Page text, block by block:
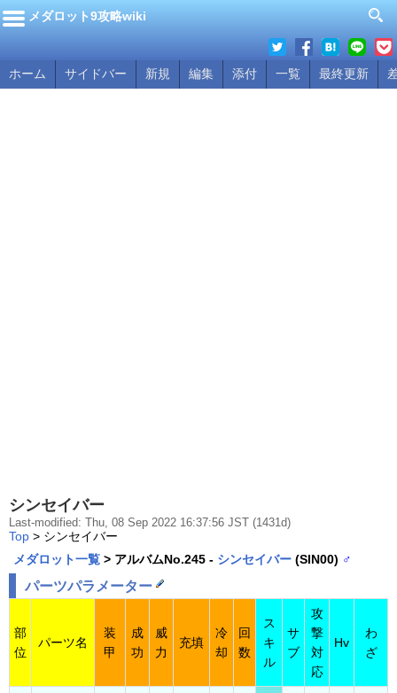
メダロット9攻略wiki
ホーム サイドバー 新規 編集 添付 一覧 最終更新
シンセイバー
Last-modified: Thu, 08 Sep 2022 16:37:56 JST (1431d)
Top > シンセイバー
メダロット一覧 > アルバムNo.245 - シンセイバー (SIN00) ♂
パーツパラメーター
部
位
パーツ名
装
甲
成
功
威
力
充填
冷
却
回
数
ス
キ
ル
サ
ブ
攻
撃
対
応
Hv
わ
ざ